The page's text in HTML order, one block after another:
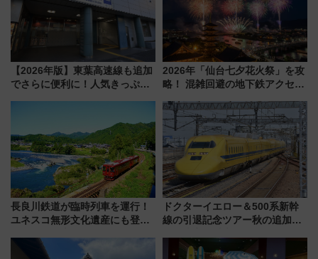
【2026年版】東葉高速線も追加
でさらに便利に！人気きっぷ
巡るなら使い勝手・コスパ抜群
2026年「仙台七夕花火祭」を攻
略！ 混雑回避の地下鉄アクセス
火前に楽しむ仙台観光ルートま
で解説！
長良川鉄道が臨時列車を運行！
ユネスコ無形文化遺産にも登録
に 乗車には予約が必要
ドクターイエロー＆500系新幹
線の引退記念ツアー秋の追加企
ホテル情報まとめ